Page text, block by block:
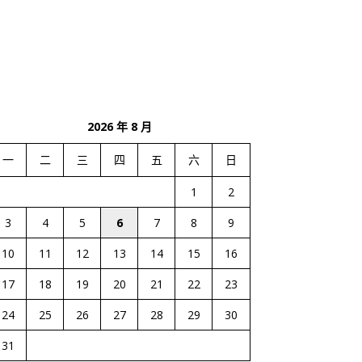
2026 年 8 月
一 二 三 四 五 六 日
1
2
3
4 5 6 7 8
9
10
11 12 13 14 15
16
17
18 19 20 21 22
23
24
25 26 27 28 29
30
31